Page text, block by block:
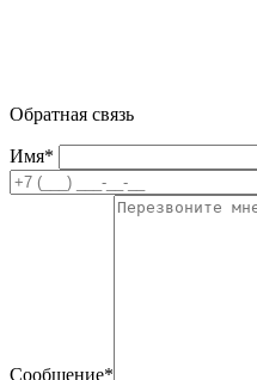
Обратная связь
Имя*
Сообщение*